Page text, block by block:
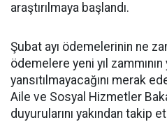
araştırılmaya başlandı.
Şubat ayı ödemelerinin ne
ödemelere yeni yıl zammının
yansıtılmayacağını merak
Aile ve Sosyal Hizmetler
duyurularını yakından takip